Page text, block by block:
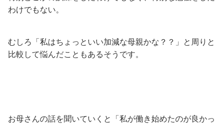
わけでもない。
むしろ「私はちょっといい加減な母親かな？？」と周りと
比較して悩んだこともあるそうです。
お母さんの話を聞いていくと「私が働き始めたのが良かっ